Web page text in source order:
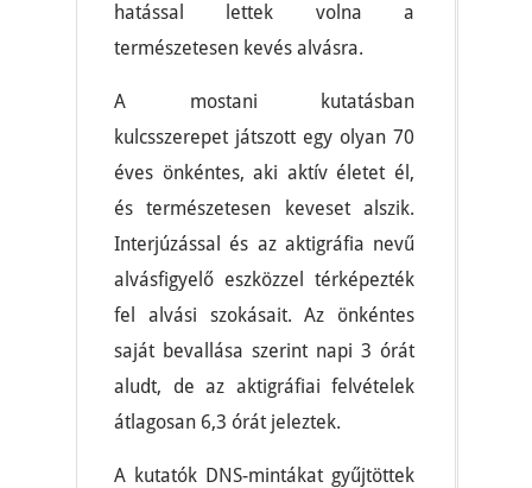
hatással lettek volna a
természetesen kevés alvásra.
A mostani kutatásban
kulcsszerepet játszott egy olyan 70
éves önkéntes, aki aktív életet él,
és természetesen keveset alszik.
Interjúzással és az aktigráfia nevű
alvásfigyelő eszközzel térképezték
fel alvási szokásait. Az önkéntes
saját bevallása szerint napi 3 órát
aludt, de az aktigráfiai felvételek
átlagosan 6,3 órát jeleztek.
A kutatók DNS-mintákat gyűjtöttek